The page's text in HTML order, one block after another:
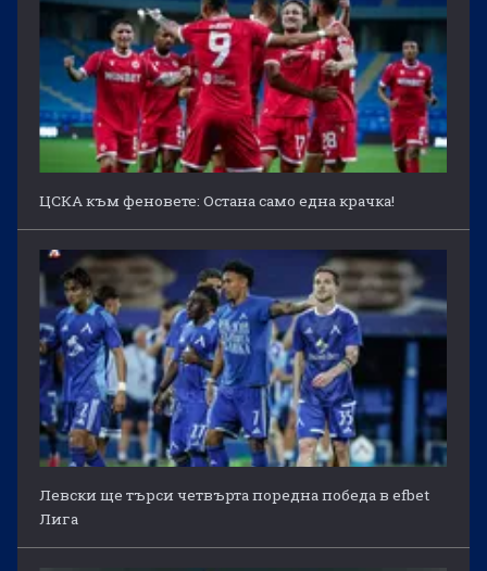
ЦСКА към феновете: Остана само една крачка!
Левски ще търси четвърта поредна победа в efbet
Лига